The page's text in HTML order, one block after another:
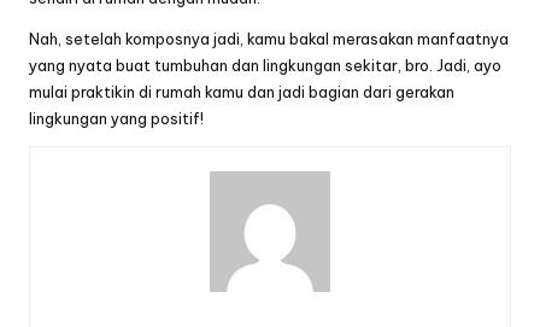
Nah, setelah komposnya jadi, kamu bakal merasakan manfaatnya
yang nyata buat tumbuhan dan lingkungan sekitar, bro. Jadi, ayo
mulai praktikin di rumah kamu dan jadi bagian dari gerakan
lingkungan yang positif!